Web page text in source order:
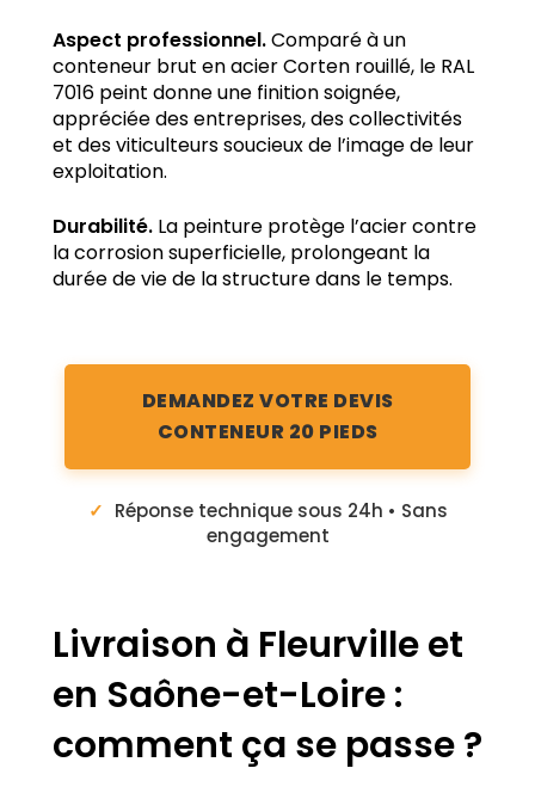
Aspect professionnel.Comparé à un
conteneur brut en acier Corten rouillé, le RAL
7016 peint donne une finition soignée,
appréciée des entreprises, des collectivités
et des viticulteurs soucieux de l’image de leur
exploitation.
Durabilité. La peinture protège l’acier contre
la corrosion superficielle, prolongeant la
durée de vie de la structure dans le temps.
DEMANDEZ VOTRE DEVIS
CONTENEUR 20 PIEDS
✓ Réponse technique sous 24h • Sans
engagement
Livraison à Fleurville et
en Saône-et-Loire :
comment ça se passe ?